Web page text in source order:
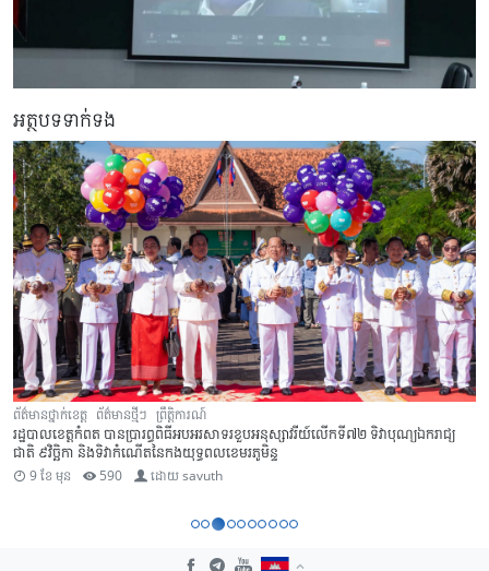
អត្ថបទទាក់ទង
ព័ត៌មានថ្នាក់ខេត្ត ព័ត៌មានថ្មីៗ ព្រឹត្តិការណ៍
រដ្ឋបាលខេត្តកំពត បានប្រារព្ធពិធីអបអរសាទរខួបអនុស្សាវរីយ៍លើកទី៧២ ទិវាបុណ្យឯករាជ្យ
ជាតិ ៩វិច្ឆិកា និងទិវាកំណើតនៃកងយុទ្ធពលខេមរភូមិន្ទ
9 ខែ មុន 590 ដោយsavuth